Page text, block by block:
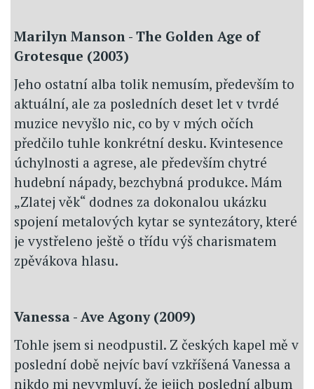
Marilyn Manson - The Golden Age of
Grotesque (2003)
Jeho ostatní alba tolik nemusím, především to
aktuální, ale za posledních deset let v tvrdé
muzice nevyšlo nic, co by v mých očích
předčilo tuhle konkrétní desku. Kvintesence
úchylnosti a agrese, ale především chytré
hudební nápady, bezchybná produkce. Mám
„Zlatej věk“ dodnes za dokonalou ukázku
spojení metalových kytar se syntezátory, které
je vystřeleno ještě o třídu výš charismatem
zpěvákova hlasu.
Vanessa - Ave Agony (2009)
Tohle jsem si neodpustil. Z českých kapel mě v
poslední době nejvíc baví vzkříšená Vanessa a
nikdo mi nevymluví, že jejich poslední album